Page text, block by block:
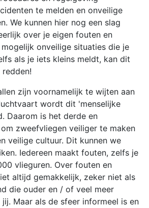
te melden en onveilige
We kunnen hier nog een slag
over je eigen fouten en
onveilige situaties die je
als je iets kleins meldt, kan dit
zijn voornamelijk te wijten aan
wordt dit 'menselijke
Daarom is het derde en
zweefvliegen veiliger te maken
veilige cultuur. Dit kunnen we
Iedereen maakt fouten, zelfs je
vlieguren. Over fouten en
altijd gemakkelijk, zeker niet als
die ouder en / of veel meer
Maar als de sfeer informeel is en